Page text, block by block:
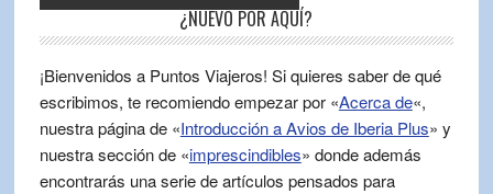
¿NUEVO POR AQUÍ?
¡Bienvenidos a Puntos Viajeros! Si quieres saber de qué
escribimos, te recomiendo empezar por «Acerca de«,
nuestra página de «Introducción a Avios de Iberia Plus» y
nuestra sección de «imprescindibles» donde además
encontrarás una serie de artículos pensados para